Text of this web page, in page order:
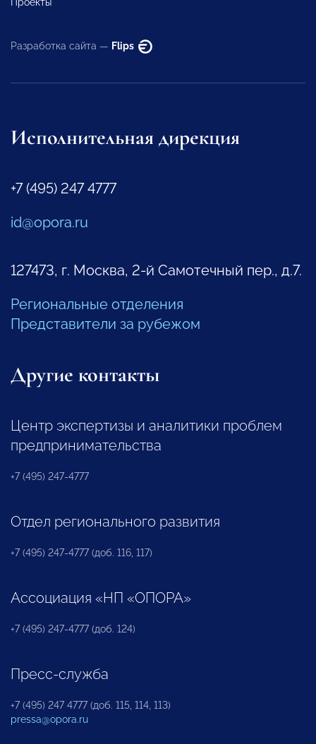
Проекты
Разработка сайта — Flips
Исполнительная дирекция
+7 (495) 247 4777
id@opora.ru
127473, г. Москва, 2-й Самотечный пер., д.7.
Региональные отделения
Представители за рубежом
Другие контакты
Центр экспертизы и аналитики проблем
предпринимательства
+7 (495) 247-4777
Отдел регионального развития
+7 (495) 247-4777 (доб. 116, 117)
Ассоциация «НП «ОПОРА»
+7 (495) 247-4777 (доб. 124)
Пресс-служба
+7 (495) 247 4777 (доб. 115, 114, 113)
pressa@opora.ru